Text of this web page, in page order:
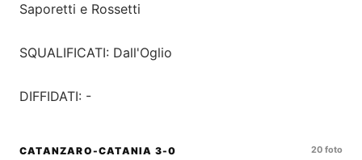
Saporetti e Rossetti
SQUALIFICATI: Dall'Oglio
DIFFIDATI: -
CATANZARO-CATANIA 3-0 20 foto